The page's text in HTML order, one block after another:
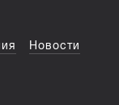
Новости